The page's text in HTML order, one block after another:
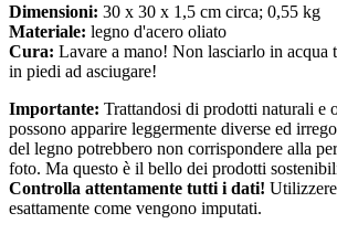
Dimensioni: 30 x 30 x 1,5 cm circa; 0,55 kg
Materiale: legno d'acero oliato
Cura: Lavare a mano! Non lasciarlo in acqua
in piedi ad asciugare!
Importante: Trattandosi di prodotti naturali e
possono apparire leggermente diverse ed
del legno potrebbero non corrispondere alla
foto. Ma questo è il bello dei prodotti
Controlla attentamente tutti i dati!
esattamente come vengono imputati.